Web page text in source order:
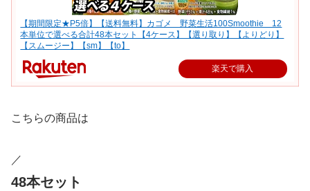
【期間限定★P5倍】【送料無料】カゴメ 野菜生活100Smoothie 12
本単位で選べる合計48本セット【4ケース】【選り取り】【よりどり】
【スムージー】【sm】【to】
楽天で購入
こちらの商品は
／
48本セット